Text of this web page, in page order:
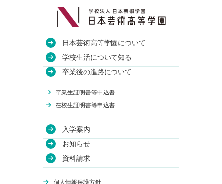
日本芸術高等学園について
教育方針
沿革
関連校
学校生活について知る
授業・校舎について
年間行事について
卒業後の進路について
卒業生証明書等申込書
在校生証明書等申込書
入学案内
学費について
WEB出願
体験授業
オンライン学校説明会
お知らせ
資料請求
個人情報保護方針